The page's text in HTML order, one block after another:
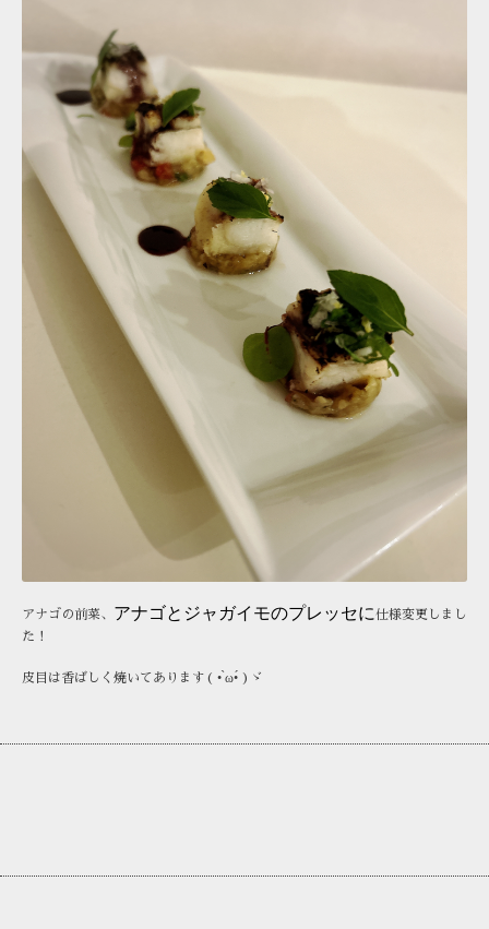
アナゴの前菜、 アナゴとジャガイモのプレッセに仕様変更しまし
た！
皮目は香ばしく焼いてあります( • ̀ω•́ )ゞ